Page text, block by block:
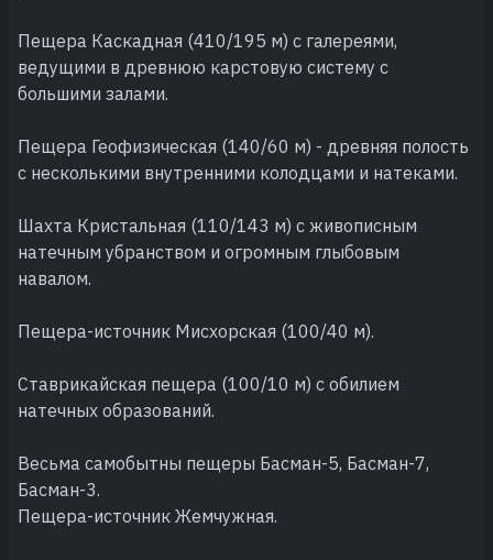
Пещера Каскадная (410/195 м) с галереями,
ведущими в древнюю карстовую систему с
большими залами.
Пещера Геофизическая (140/60 м) - древняя полость
с несколькими внутренними колодцами и натеками.
Шахта Кристальная (110/143 м) с живописным
натечным убранством и огромным глыбовым
навалом.
Пещера-источник Мисхорская (100/40 м).
Ставрикайская пещера (100/10 м) с обилием
натечных образований.
Весьма самобытны пещеры Басман-5, Басман-7,
Басман-3.
Пещера-источник Жемчужная.